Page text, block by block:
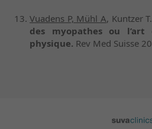
Vuadens P, Mühl A, Kuntzer T.
des myopathes ou l’art
physique. Rev Med Suisse